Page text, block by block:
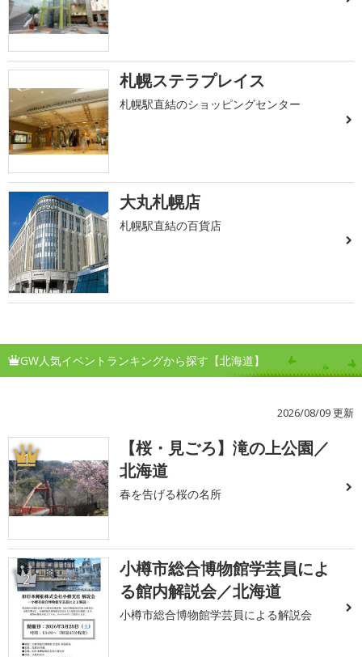
札幌ステラプレイス
札幌駅直結のショッピングセンター
大丸札幌店
札幌駅直結の百貨店
GW人気イベントランキングから探す【北海道】
2026/08/09 更新
1
【桜・見ごろ】滝の上公園／
北海道
春を告げる桜の名所
2
小樽市総合博物館学芸員によ
る館内解説会／北海道
小樽市総合博物館学芸員による解説会